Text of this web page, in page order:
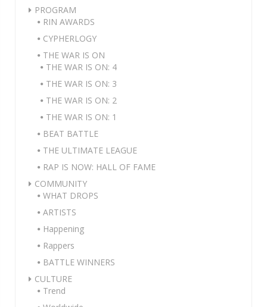
PROGRAM
RIN AWARDS
CYPHERLOGY
THE WAR IS ON
THE WAR IS ON: 4
THE WAR IS ON: 3
THE WAR IS ON: 2
THE WAR IS ON: 1
BEAT BATTLE
THE ULTIMATE LEAGUE
RAP IS NOW: HALL OF FAME
COMMUNITY
WHAT DROPS
ARTISTS
Happening
Rappers
BATTLE WINNERS
CULTURE
Trend